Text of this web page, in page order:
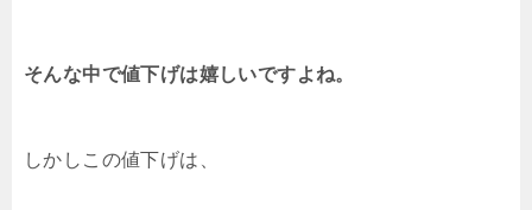
そんな中で値下げは嬉しいですよね。
しかしこの値下げは、